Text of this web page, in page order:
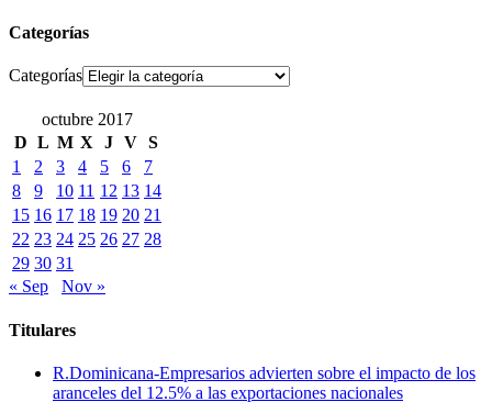
Categorías
Categorías
octubre 2017
D L M X J V S
1
2 3 4 5 6
7
8
9 10 11 12 13 14
15 16 17 18 19 20 21
22 23 24 25 26 27 28
29 30 31
« Sep
Nov »
Titulares
R.Dominicana-Empresarios advierten sobre el impacto de los
aranceles del 12.5% a las exportaciones nacionales